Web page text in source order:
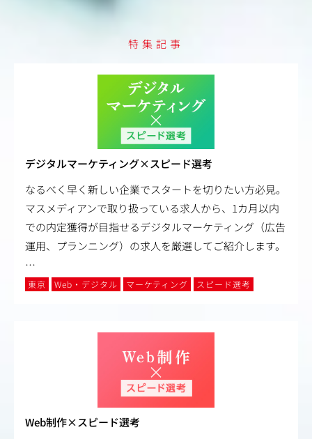
特集記事
デジタルマーケティング×スピード選考
なるべく早く新しい企業でスタートを切りたい方必見。
マスメディアンで取り扱っている求人から、1カ月以内
での内定獲得が目指せるデジタルマーケティング（広告
運用、プランニング）の求人を厳選してご紹介します。
…
東京 Web・デジタル マーケティング スピード選考
Web制作×スピード選考